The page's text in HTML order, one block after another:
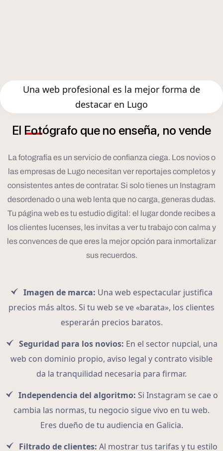
Una web profesional es la mejor forma de
destacar en Lugo
El Fotógrafo que no enseña, no vende
La fotografía es un servicio de confianza ciega. Los novios o
las empresas de Lugo necesitan ver reportajes completos y
consistentes antes de contratar. Si solo tienes un Instagram
desordenado o una web lenta que no carga, generas dudas.
Tu página web es tu estudio digital: el lugar donde recibes a
los clientes lucenses, les invitas a ver tu trabajo con calma y
les convences de que eres la mejor opción para inmortalizar
sus recuerdos.
Imagen de marca: Una web espectacular justifica
precios más altos. Si tu web se ve «barata», los clientes
esperarán precios baratos.
Seguridad para los novios: En el sector nupcial, una
web con dominio propio, aviso legal y contrato visible
da la tranquilidad necesaria para firmar.
Independencia del algoritmo: Si Instagram se cae o
cambia las normas, tu negocio sigue vivo en tu web.
Eres dueño de tu audiencia en Galicia.
Filtrado de clientes: Al mostrar tus tarifas y tu estilo